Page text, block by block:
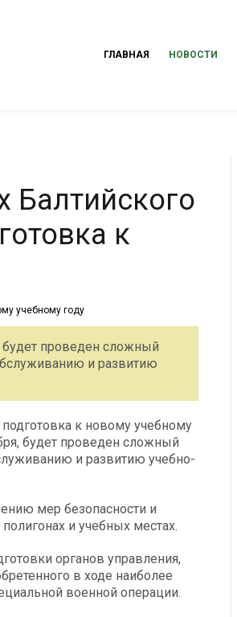
ГЛАВНАЯ НОВОСТИ
Балтийского
к
будет проведен сложный
и развитию
к новому учебному
будет проведен сложный
и развитию учебно-
мер безопасности и
и учебных местах.
органов управления,
в ходе наиболее
военной операции.